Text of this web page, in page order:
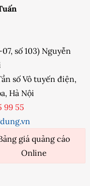
số 103) Nguyễn
số Vô tuyến điện,
Hà Nội
99 55
giá quảng cáo
Online